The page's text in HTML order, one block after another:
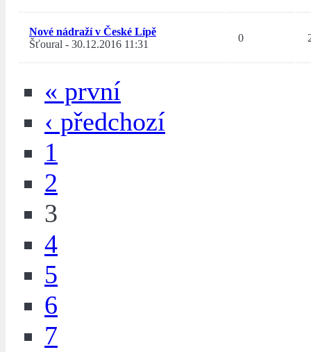
Nové nádraží v České Lípě
Šťoural - 30.12.2016 11:31
0
« první
‹ předchozí
1
2
3
4
5
6
7